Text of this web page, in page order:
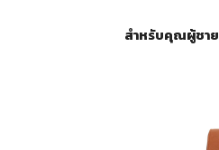
สำหรับคุณผู้ชาย